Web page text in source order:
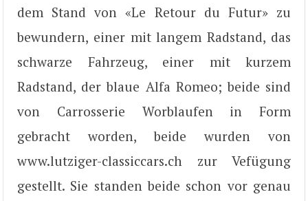
dem Stand von «Le Retour du Futur» zu
bewundern, einer mit langem Radstand, das
schwarze Fahrzeug, einer mit kurzem
Radstand, der blaue Alfa Romeo; beide sind
von Carrosserie Worblaufen in Form
gebracht worden, beide wurden von
www.lutziger-classiccars.ch zur Vefügung
gestellt. Sie standen beide schon vor genau